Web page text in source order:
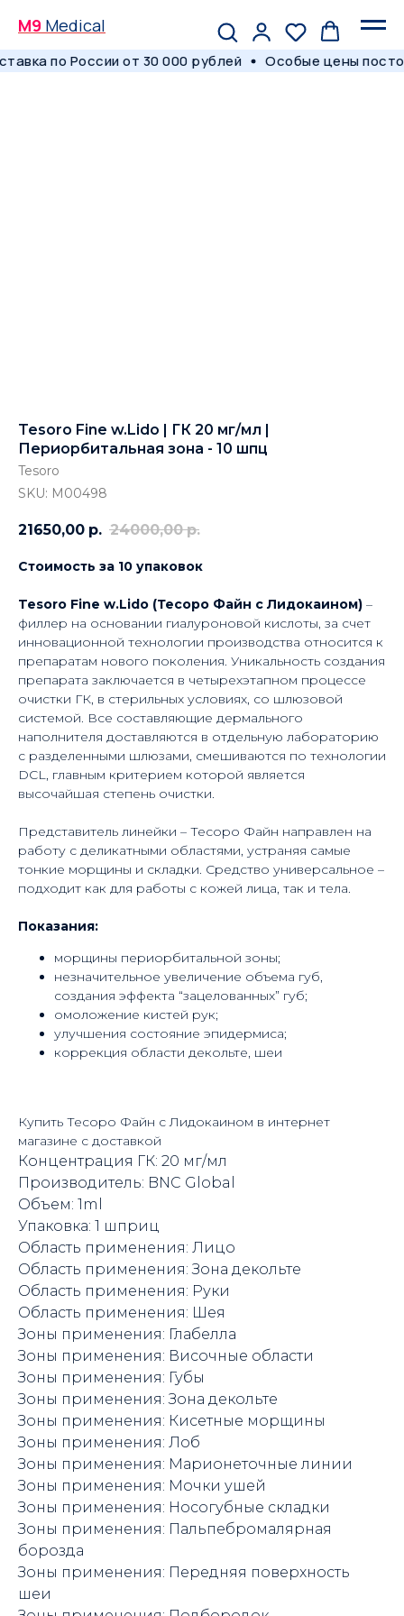
M9 Medical
по России от 30 000 рублей Особые цены
Tesoro Fine w.Lido | ГК 20 мг/мл |
Периорбитальная зона - 10 шпц
Tesoro
SKU: M00498
21650,00 р. 24000,00 р.
Стоимость за 10 упаковок
Tesoro Fine w.Lido (Тесоро Файн с Лидокаином) –
филлер на основании гиалуроновой кислоты, за счет
инновационной технологии производства относится к
препаратам нового поколения. Уникальность создания
препарата заключается в четырехэтапном процессе
очистки ГК, в стерильных условиях, со шлюзовой
системой. Все составляющие дермального
наполнителя доставляются в отдельную лабораторию
с разделенными шлюзами, смешиваются по технологии
DCL, главным критерием которой является
высочайшая степень очистки.
Представитель линейки – Тесоро Файн направлен на
работу с деликатными областями, устраняя самые
тонкие морщины и складки. Средство универсальное –
подходит как для работы с кожей лица, так и тела.
Показания:
морщины периорбитальной зоны;
незначительное увеличение объема губ,
создания эффекта “зацелованных” губ;
омоложение кистей рук;
улучшения состояние эпидермиса;
коррекция области декольте, шеи
Купить Тесоро Файн с Лидокаином в интернет
магазине с доставкой
Концентрация ГК: 20 мг/мл
Производитель: BNC Global
Объем: 1ml
Упаковка: 1 шприц
Область применения: Лицо
Область применения: Зона декольте
Область применения: Руки
Область применения: Шея
Зоны применения: Глабелла
Зоны применения: Височные области
Зоны применения: Губы
Зоны применения: Зона декольте
Зоны применения: Кисетные морщины
Зоны применения: Лоб
Зоны применения: Марионеточные линии
Зоны применения: Мочки ушей
Зоны применения: Носогубные складки
Зоны применения: Пальпебромалярная
борозда
Зоны применения: Передняя поверхность
шеи